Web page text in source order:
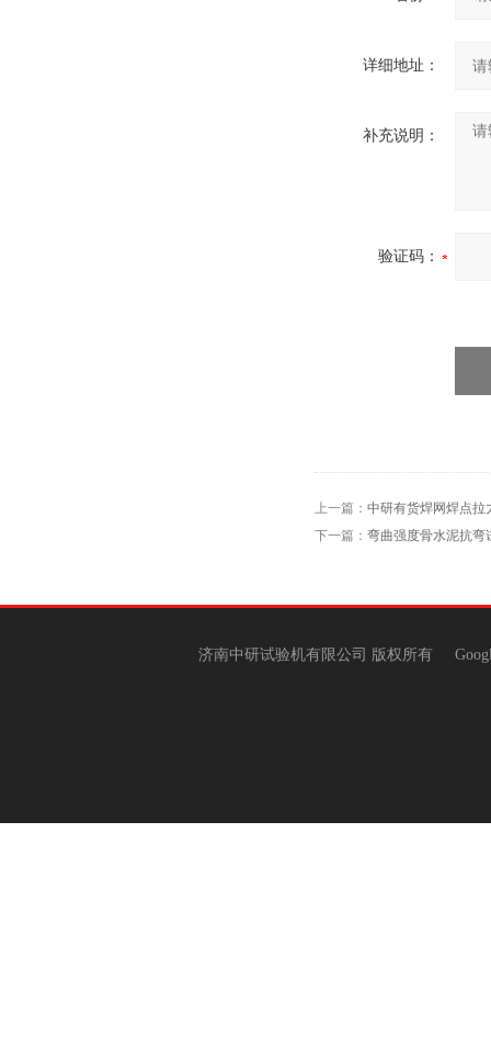
详细地址：
补充说明：
验证码：
上一篇： 中研有货焊网焊点拉
下一篇： 弯曲强度骨水泥抗弯
济南中研试验机有限公司 版权所有